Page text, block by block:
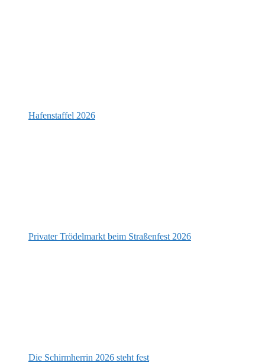
Hafenstaffel 2026
Privater Trödelmarkt beim Straßenfest 2026
Die Schirmherrin 2026 steht fest